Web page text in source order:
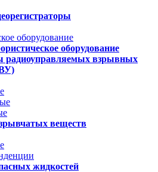
оборудование
оборудование
радиоуправляемых взрывных
веществ
жидкостей